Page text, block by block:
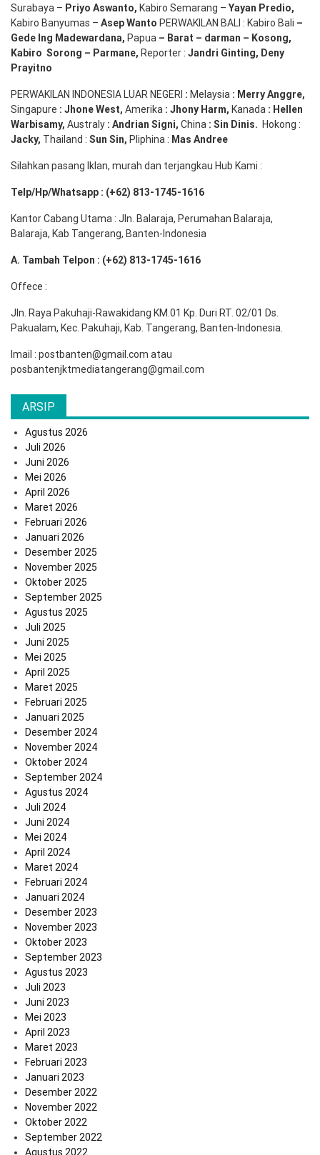
Surabaya – Priyo Aswanto, Kabiro Semarang – Yayan Predio,
Kabiro Banyumas – AsepWanto PERWAKILAN BALI : Kabiro Bali –
Gede Ing Madewardana, Papua – Barat – darman – Kosong,
Kabiro Sorong – Parmane, Reporter : Jandri Ginting, Deny
Prayitno
PERWAKILAN INDONESIA LUAR NEGERI : Melaysia : MerryAnggre,
Singapure : JhoneWest, Amerika : Jhony Harm, Kanada : Hellen
Warbisamy, Australy : Andrian Signi, China : Sin Dinis. Hokong :
Jacky, Thailand : Sun Sin, Pliphina : Mas Andree
Silahkan pasang Iklan, murah dan terjangkau Hub Kami :
Telp/Hp/Whatsapp : (+62) 813-1745-1616
Kantor Cabang Utama : Jln. Balaraja, Perumahan Balaraja,
Balaraja, Kab Tangerang, Banten-Indonesia
A. Tambah Telpon : (+62) 813-1745-1616
Offece :
Jln. Raya Pakuhaji-Rawakidang KM.01 Kp. Duri RT. 02/01 Ds.
Pakualam, Kec. Pakuhaji, Kab. Tangerang, Banten-Indonesia.
Imail : postbanten@gmail.com atau
posbantenjktmediatangerang@gmail.com
ARSIP
Agustus 2026
Juli 2026
Juni 2026
Mei 2026
April 2026
Maret 2026
Februari 2026
Januari 2026
Desember 2025
November 2025
Oktober 2025
September 2025
Agustus 2025
Juli 2025
Juni 2025
Mei 2025
April 2025
Maret 2025
Februari 2025
Januari 2025
Desember 2024
November 2024
Oktober 2024
September 2024
Agustus 2024
Juli 2024
Juni 2024
Mei 2024
April 2024
Maret 2024
Februari 2024
Januari 2024
Desember 2023
November 2023
Oktober 2023
September 2023
Agustus 2023
Juli 2023
Juni 2023
Mei 2023
April 2023
Maret 2023
Februari 2023
Januari 2023
Desember 2022
November 2022
Oktober 2022
September 2022
Agustus 2022